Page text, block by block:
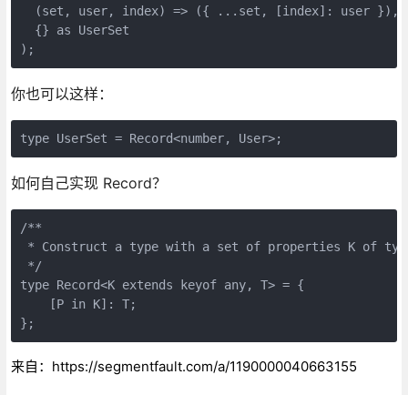
  (set, user, index) => ({ ...set, [index]: user }),
  {} as UserSet
);
你也可以这样：
type UserSet = Record<number, User>;
如何自己实现 Record？
/**
* Construct a type with a set of properties K of
*/
type Record<K extends keyof any, T> = {
    [P in K]: T;
};
来自：https://segmentfault.com/a/1190000040663155